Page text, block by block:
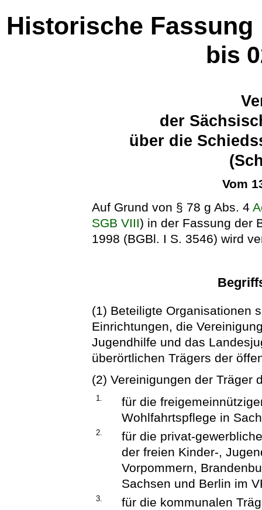
Historische Fassung
bis
der
über die
Vom
Auf Grund von § 78 g Abs. 4
SGB VIII) in der Fassung der
1998 (BGBl. I S. 3546) wird
(1) Beteiligte Organisationen
Einrichtungen, die
Jugendhilfe und das
überörtlichen Trägers der
(2) Vereinigungen der Träger
1.
für die
Wohlfahrtspflege in
2.
für die privat-
der freien Kinder-,
Vorpommern,
Sachsen und Berlin im
3.
für die kommunalen